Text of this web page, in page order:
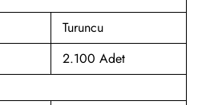
Turuncu
2.100 Adet